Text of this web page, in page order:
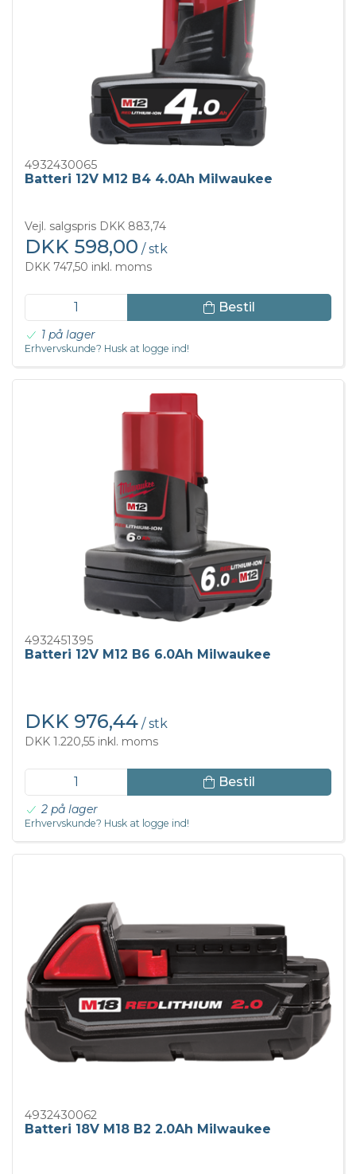
4932430065
Batteri 12V M12 B4 4.0Ah Milwaukee
Vejl. salgspris DKK 883,74
DKK 598,00 / stk
DKK 747,50 inkl. moms
Bestil
1 på lager
Erhvervskunde? Husk at logge ind!
4932451395
Batteri 12V M12 B6 6.0Ah Milwaukee
DKK 976,44 / stk
DKK 1.220,55 inkl. moms
Bestil
2 på lager
Erhvervskunde? Husk at logge ind!
4932430062
Batteri 18V M18 B2 2.0Ah Milwaukee